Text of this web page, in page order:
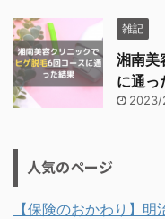
雑記
湘南美
に通っ
人気のページ
【保険のおかわり】